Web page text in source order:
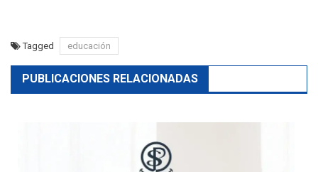
Tagged educación
PUBLICACIONES RELACIONADAS